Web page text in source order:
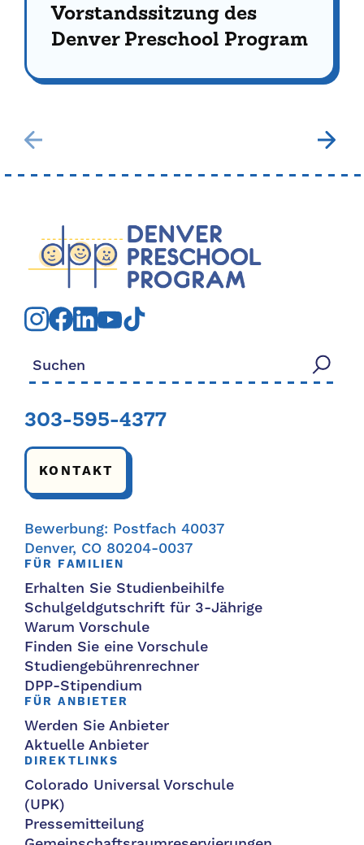
Vorstandssitzung des
Denver Preschool Program
Suchen nach:
303-595-4377
KONTAKT
Bewerbung: Postfach 40037
Denver, CO 80204-0037
FÜR FAMILIEN
Erhalten Sie Studienbeihilfe
Schulgeldgutschrift für 3-Jährige
Warum Vorschule
Finden Sie eine Vorschule
Studiengebührenrechner
DPP-Stipendium
FÜR ANBIETER
Werden Sie Anbieter
Aktuelle Anbieter
DIREKTLINKS
Colorado Universal Vorschule
(UPK)
Pressemitteilung